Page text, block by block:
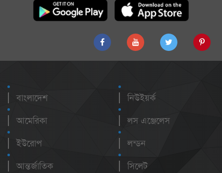
বাংলাদেশ
আমেরিকা
ইউরোপ
আন্তর্জাতিক
নিউইয়র্ক
লস এঞ্জেলেস
লন্ডন
সিলেট